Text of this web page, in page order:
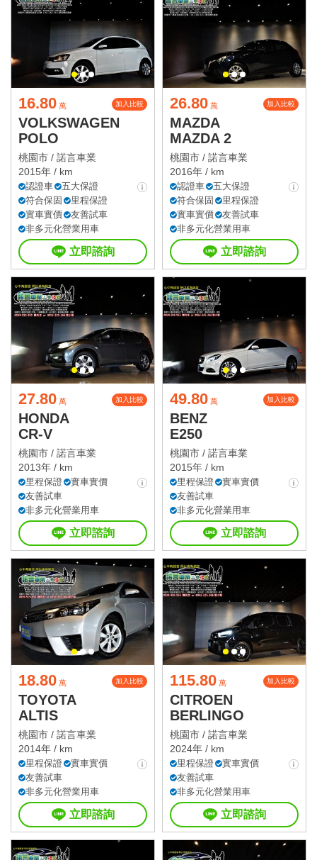
16.80 萬 加入比較
VOLKSWAGEN
POLO
桃園市 / 諾言車業
2015年 / km
認證車
五大保證
符合保固
里程保證
實車實價
友善試車
非多元化營業用車
立即諮詢
26.80 萬 加入比較
MAZDA
MAZDA 2
桃園市 / 諾言車業
2016年 / km
認證車
五大保證
符合保固
里程保證
實車實價
友善試車
非多元化營業用車
立即諮詢
27.80 萬 加入比較
HONDA
CR-V
桃園市 / 諾言車業
2013年 / km
里程保證
實車實價
友善試車
非多元化營業用車
立即諮詢
49.80 萬 加入比較
BENZ
E250
桃園市 / 諾言車業
2015年 / km
里程保證
實車實價
友善試車
非多元化營業用車
立即諮詢
18.80 萬 加入比較
TOYOTA
ALTIS
桃園市 / 諾言車業
2014年 / km
里程保證
實車實價
友善試車
非多元化營業用車
立即諮詢
115.80 萬 加入比較
CITROEN
BERLINGO
桃園市 / 諾言車業
2024年 / km
里程保證
實車實價
友善試車
非多元化營業用車
立即諮詢